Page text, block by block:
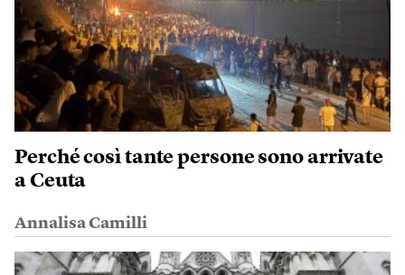
Perché così tante persone sono arrivate
a Ceuta
Annalisa Camilli